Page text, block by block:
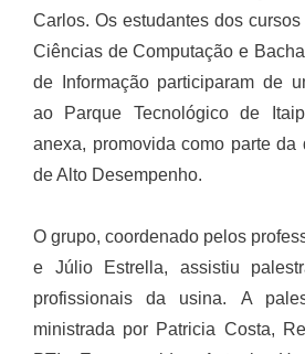
Carlos. Os estudantes dos
Ciências de Computação e
de Informação participaram de
ao Parque Tecnológico de
anexa, promovida como parte
de Alto Desempenho.
O grupo, coordenado pelos
e Júlio Estrella, assistiu
profissionais da usina. A
ministrada por Patricia Costa,